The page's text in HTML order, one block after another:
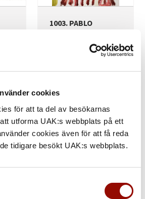
cookies
för att ta del av besökarnas
utforma UAK:s webbplats på ett
cookies även för att få reda
tidigare besökt UAK:s webbplats.
1003. PABLO
PICASSO
(1881‑1973). ”Fillette au
béret”. Signed Picasso
Utrop:
Klubbat pris:
21.400.000 SEK